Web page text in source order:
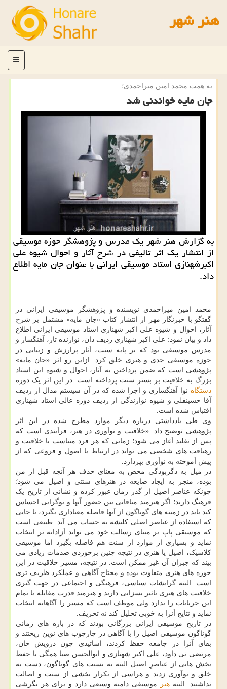
هنر شهر
منو
به همت محمد امین میراحمدی؛
جان مایه خواندنی شد
به گزارش هنر شهر یك مدرس و پژوهشگر حوزه موسیقی
از انتشار یك اثر تالیفی در شرح آثار و احوال شیوه علی
اكبرشهنازی استاد موسیقی ایرانی با عنوان جان مایه اطلاع
داد.
محمد امین میراحمدی نویسنده و پژوهشگر موسیقی ایرانی در
گفتگو با خبرنگار مهر از انتشار کتاب «جان مایه» مشتمل بر شرح
آثار، احوال و شیوه علی اکبر شهنازی استاد موسیقی ایرانی اطلاع
داد و بیان نمود: علی اکبر شهنازی ردیف دان، نوازنده تار، آهنگساز و
مدرس موسیقی بود که بر پایه سنت، آثار پرارزش و زیبایی در
حوزه موسیقی جدی و هنری خلق کرد. ازاین رو اثر «جان مایه»
پژوهشی است که ضمن پرداختن به آثار، احوال و شیوه این استاد
بزرگ به خلاقیت بر بستر سنت پرداخته است. در این اثر یک دوره
دستگاه نوا آهنگسازی و اجرا شده که در آن سیستم مدال از ردیف
آقا حسینقلی و شیوه نوازندگی از ردیف دوره عالی استاد شهنازی
اقتباس شده است.
وی طی یادداشتی درباره دیگر موارد مطرح شده در این اثر
پژوهشی توضیح داد: «خلاقیت و نوآوری در هنر، فرآیندی است که
پس از تقلید آغاز می شود؛ زمانی که هر فرد متناسب با خلاقیت و
رهیافت های شخصی می تواند در ارتباط با اصول و فروعی که از
پیش آموخته به نوآوری بپردازد.
در میل به دگربودگی محض به معنای حذف هر آنچه قبل از من
بوده، منجر به ایجاد ضایعه در هنرهای سنتی و اصیل می شود؛
چونکه عناصر اصیل از گذر زمان عبور کرده و نشانی از تاریخ یک
فرهنگ دارند؛ اگر هنرمند منافاتی بین حضور آنها و نوگرایی احساس
کند باید در زمینه های گوناگون از آنها فاصله معناداری بگیرد، تا جایی
که استفاده از عناصر اصلی کلیشه به حساب می آید. طبیعی است
که موسیقی پاپ بر مبنای رسالت خود می تواند آزادانه تر انتخاب
نماید و بسیاری از موارد از سنت هم فاصله بگیرد اما موسیقی
کلاسیک، اصیل یا هنری در نتیجه چنین برخوردی صدمات زیادی می
بیند که جبران آن غیر ممکن است. در نتیجه، مسیر خلاقیت در این
حوزه های هنری متفاوت بوده و محتاج آگاهی و عملکرد ظریف تری
است. البته گرایشات سیاسی، فرهنگی و اجتماعی در جهت گیری
خلاقیت های هنری تاثیر بسزایی دارند و هنرمند قدرت مقابله با تمام
این جریانات را ندارد ولی موظف است که مسیر را آگاهانه انتخاب
نماید و نتایج آنرا به خوبی تحلیل کند نه تحریف.
در تاریخ موسیقی ایرانی بزرگانی بودند که در بازه های زمانی
گوناگون موسیقی اصیل را با آگاهی در چارچوب های نوین ریختند و
بقای آنرا در جامعه حفظ کردند، اساتیدی چون درویش خان،
مرتضی نی داود، علی اکبر شهنازی و ابوالحسن صبا همگی با حفظ
بخش هایی از عناصرِ اصیل البته به نسبت های گوناگون، دست به
خلق و نوآوری زدند و هراسی از تکرار بخشی از سنت و اصالت
نداشتند. البته هنر
موسیقی دامنه وسیعی دارد و برای هر نگرشی